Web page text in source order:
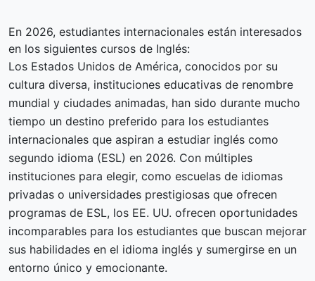
En 2026, estudiantes internacionales están interesados
en los siguientes cursos de Inglés:
Los Estados Unidos de América, conocidos por su
cultura diversa, instituciones educativas de renombre
mundial y ciudades animadas, han sido durante mucho
tiempo un destino preferido para los estudiantes
internacionales que aspiran a estudiar inglés como
segundo idioma (ESL) en 2026. Con múltiples
instituciones para elegir, como escuelas de idiomas
privadas o universidades prestigiosas que ofrecen
programas de ESL, los EE. UU. ofrecen oportunidades
incomparables para los estudiantes que buscan mejorar
sus habilidades en el idioma inglés y sumergirse en un
entorno único y emocionante.